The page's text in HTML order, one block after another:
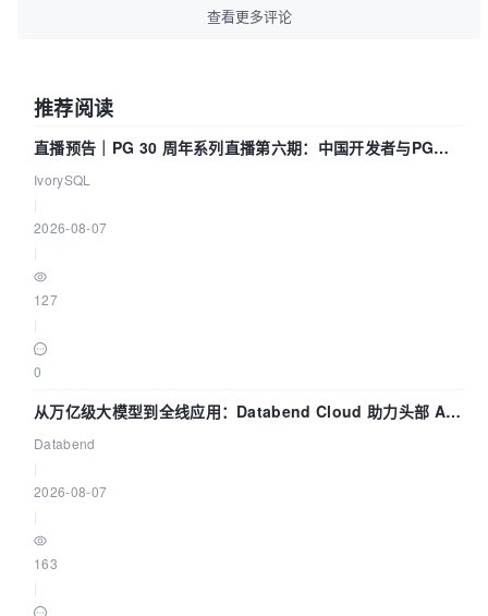
查看更多评论
推荐阅读
直播预告｜PG 30 周年系列直播第六期：中国开发者与PG内
核——我们改得动吗？我们贡献了什么？
IvorySQL
2026-08-07
127
0
从万亿级大模型到全线应用：Databend Cloud 助力头部 AI
企业构建全链路 Trace 数据管道
Databend
2026-08-07
163